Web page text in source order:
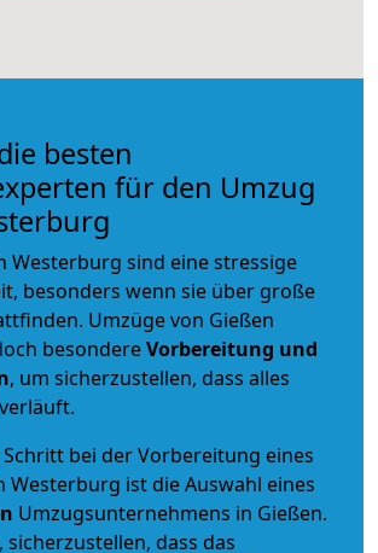
besten
für den Umzug
Westerburg sind eine stressige
besonders wenn sie über große
Umzüge von Gießen
besondereVorbereitung und
, um sicherzustellen, dass alles
verläuft.
bei der Vorbereitung eines
Westerburg ist die Auswahl eines
Umzugsunternehmens in Gießen.
sicherzustellen, dass das